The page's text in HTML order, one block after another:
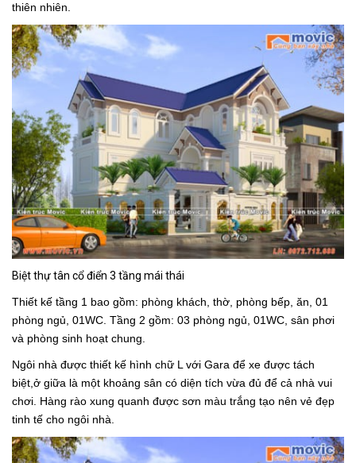
thiên nhiên.
Biệt thự tân cổ điển 3 tầng mái thái
Thiết kế tầng 1 bao gồm: phòng khách, thờ, phòng bếp, ăn, 01
phòng ngủ, 01WC. Tầng 2 gồm: 03 phòng ngủ, 01WC, sân phơi
và phòng sinh hoạt chung.
Ngôi nhà được thiết kế hình chữ L với Gara để xe được tách
biệt,ở giữa là một khoảng sân có diện tích vừa đủ để cả nhà vui
chơi. Hàng rào xung quanh được sơn màu trắng tạo nên vẻ đẹp
tinh tế cho ngôi nhà.